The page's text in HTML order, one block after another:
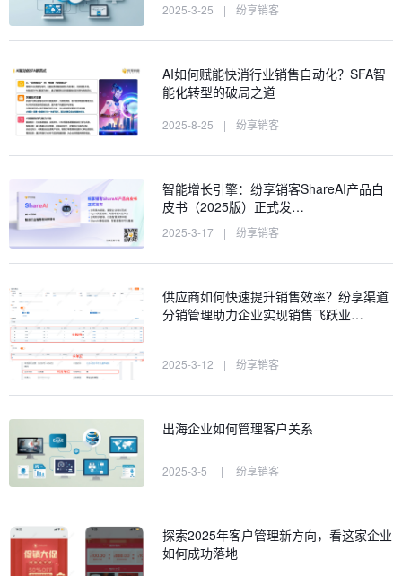
2025-3-25 | 纷享销客
AI如何赋能快消行业销售自动化？SFA智
能化转型的破局之道
2025-8-25 | 纷享销客
智能增长引擎：纷享销客ShareAI产品白
皮书（2025版）正式发…
2025-3-17 | 纷享销客
供应商如何快速提升销售效率？纷享渠道
分销管理助力企业实现销售飞跃业…
2025-3-12 | 纷享销客
出海企业如何管理客户关系
2025-3-5 | 纷享销客
探索2025年客户管理新方向，看这家企业
如何成功落地